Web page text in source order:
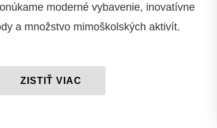
moderné vybavenie, inovatívne
a množstvo mimoškolských aktivít.
ZISTIŤ VIAC